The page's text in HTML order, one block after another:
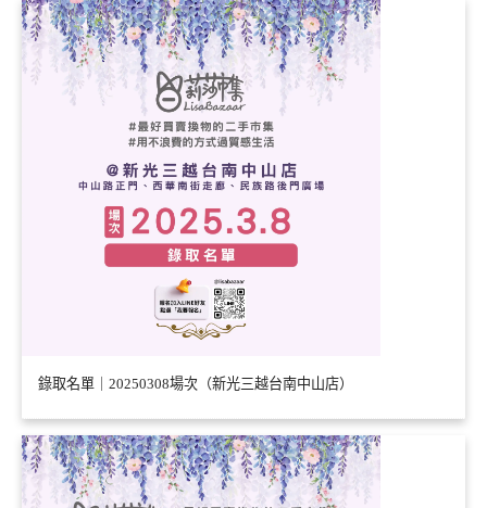
錄取名單｜20250308場次（新光三越台南中山店）